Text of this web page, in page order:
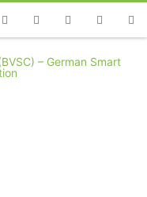
YoutubeInstagramLinkedin